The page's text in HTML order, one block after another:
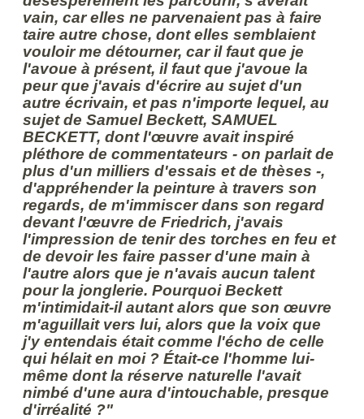
vain, car elles ne parvenaient pas à faire
taire autre chose, dont elles semblaient
vouloir me détourner, car il faut que je
l'avoue à présent, il faut que j'avoue la
peur que j'avais d'écrire au sujet d'un
autre écrivain, et pas n'importe lequel, au
sujet de Samuel Beckett, SAMUEL
BECKETT, dont l'œuvre avait inspiré
pléthore de commentateurs - on parlait de
plus d'un milliers d'essais et de thèses -,
d'appréhender la peinture à travers son
regards, de m'immiscer dans son regard
devant l'œuvre de Friedrich, j'avais
l'impression de tenir des torches en feu et
de devoir les faire passer d'une main à
l'autre alors que je n'avais aucun talent
pour la jonglerie. Pourquoi Beckett
m'intimidait-il autant alors que son œuvre
m'aguillait vers lui, alors que la voix que
j'y entendais était comme l'écho de celle
qui hélait en moi ? Était-ce l'homme lui-
même dont la réserve naturelle l'avait
nimbé d'une aura d'intouchable, presque
d'irréalité ?"